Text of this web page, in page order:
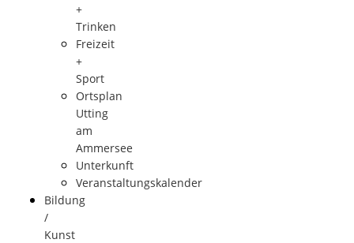
+
Trinken
Freizeit
+
Sport
Ortsplan
Utting
am
Ammersee
Unterkunft
Veranstaltungskalender
Bildung
/
Kunst